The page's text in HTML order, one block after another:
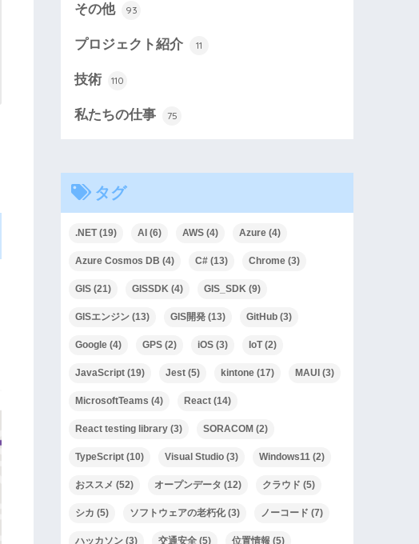
その他 93
プロジェクト紹介 11
技術 110
私たちの仕事 75
タグ
.NET(19) AI (6) AWS (4) Azure (4)
Azure Cosmos DB (4) C# (13) Chrome (3)
GIS (21) GISSDK (4) GIS_SDK (9)
GISエンジン (13) GIS開発 (13) GitHub (3)
Google (4) GPS (2) iOS (3) IoT(2)
JavaScript (19) Jest (5) kintone (17) MAUI (3)
MicrosoftTeams (4) React (14)
React testing library (3) SORACOM (2)
TypeScript (10) Visual Studio (3) Windows11 (2)
おススメ (52) オープンデータ (12) クラウド (5)
シカ (5) ソフトウェアの老朽化(3) ノーコード (7)
ハッカソン (3) 交通安全 (5) 位置情報 (5)